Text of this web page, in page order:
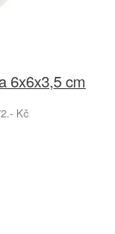
6x6x3,5 cm
Kč